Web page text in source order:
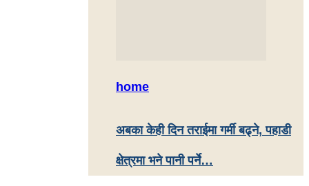
home
अबका केही दिन तराईमा गर्मी बढ्ने, पहाडी
क्षेत्रमा भने पानी पर्ने…